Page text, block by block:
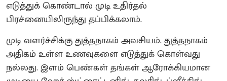
எடுத்துக் கொண்டால் முடி உதிர்தல்
பிரச்னையிலிருந்து தப்பிக்கலாம்.
முடி வளர்ச்சிக்கு துத்தநாகம் அவசியம். துத்தநாகம்
அதிகம் உள்ள உணவுகளை எடுத்துக் கொள்வது
நல்லது. இளம் பெண்கள் தங்கள் ஆரோக்கியமான